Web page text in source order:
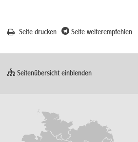
Seite drucken Seite weiterempfehlen
Seitenübersicht einblenden